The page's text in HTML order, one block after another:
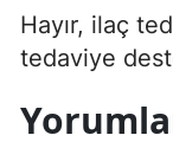
Hayır, ilaç
tedaviye